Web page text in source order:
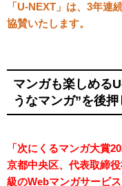
「U-NEXT」は、3年連
協賛いたします。
マンガも楽しめる
うなマンガ”を後押
「次にくるマンガ大賞
京都中央区、代表取締
級のWebマンガサービ